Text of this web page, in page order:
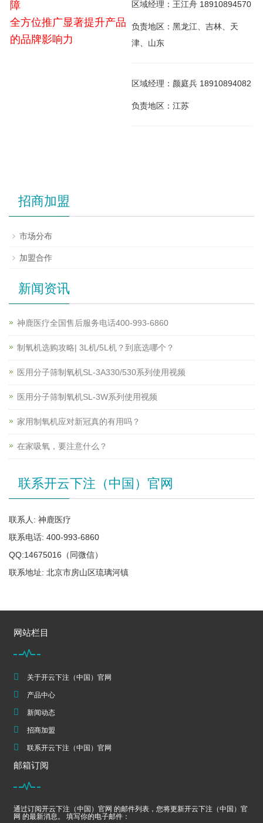
障
全方位推广显著提升产品
的品牌影响力
区域经理：王江舟 18910894570
负责地区：黑龙江、吉林、天
津、山东
区域经理：颜庭兵 18910894082
负责地区：江苏
招商加盟
市场分布
加盟合作
新闻资讯
神鹿医疗全国售后服务电话400-993-6860
制氧机选购攻略| 3L机/5L机？到底选哪个？
医用分子筛制氧机SL-3A330/530系列使用视频
医用分子筛制氧机SL-3W系列使用视频
家用制氧机应对新冠真的有用吗？
在家吸氧，要注意什么？
联系开云下注（中国）官网
联系人: 神鹿医疗
联系电话: 400-993-6860
QQ:14675016（同微信）
联系地址: 北京市房山区琉璃河镇
网站栏目
关于开云下注（中国）官网
产品中心
新闻动态
招商加盟
联系开云下注（中国）官网
邮箱订阅
通过订阅开云下注（中国）官网 的邮件列表，您将更新开云下注（中国）官
网 的最新消息。 填写你的电子邮件：